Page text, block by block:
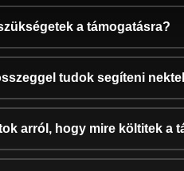
a támogatásra?
tudok segíteni
arról, hogy mire költitek a